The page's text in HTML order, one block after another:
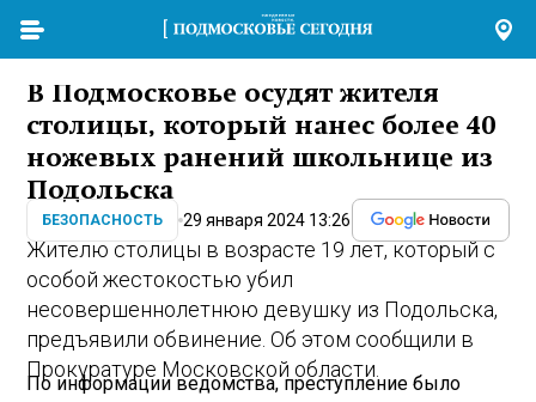
В Подмосковье осудят жителя
столицы, который нанес более 40
ножевых ранений школьнице из
Подольска
БЕЗОПАСНОСТЬ 29 января 2024 13:26
Жителю столицы в возрасте 19 лет, который с
особой жестокостью убил
несовершеннолетнюю девушку из Подольска,
предъявили обвинение. Об этом сообщили в
Прокуратуре Московской области.
По информации ведомства, преступление было